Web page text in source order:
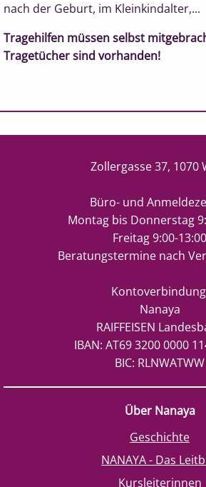
nach der Geburt, im Kleinkindalter,...
Tragehilfen müssen selbst
Tragetücher sind vorhanden!
Über Nanaya
Geschichte
NANAYA - Das
Kursleiterinnen
Zollergasse 37, 1070
Büro- und
Montag bis Donnerstag
Freitag 9:00-13:00
Beratungstermine nach
Nanaya
RAIFFEISEN
IBAN: AT69 3200 0000
BIC: RLNWATWW